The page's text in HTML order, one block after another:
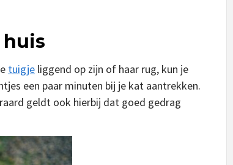
huis
tuigje liggend op zijn of haar rug, kun je
een paar minuten bij je kat aantrekken.
geldt ook hierbij dat goed gedrag